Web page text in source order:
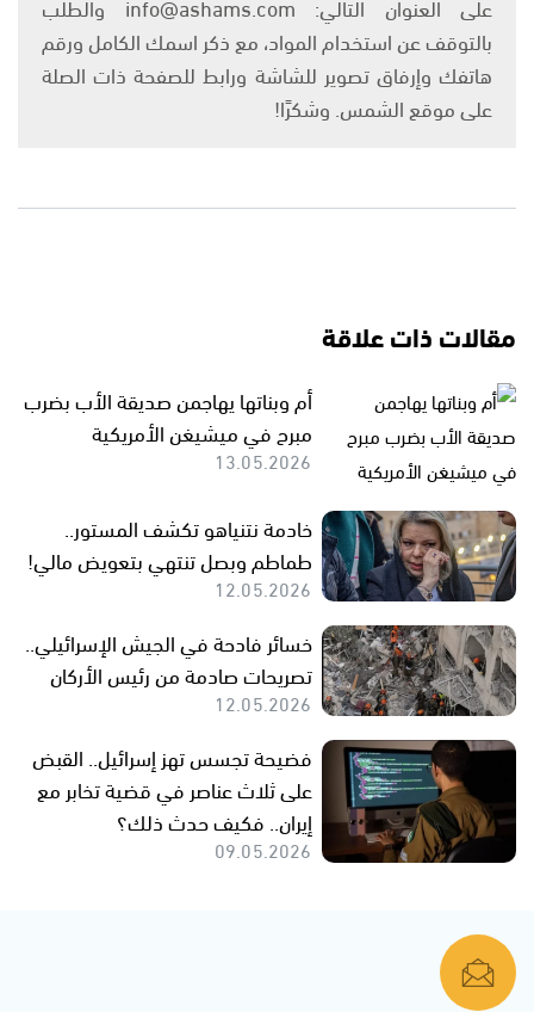
بالتوقف عن استخدام المواد، مع ذكر اسمك الكامل ورقم
هاتفك وإرفاق تصوير للشاشة ورابط للصفحة ذات الصلة
على موقع الشمس. وشكرًا!
مقالات ذات علاقة
أم وبناتها يهاجمن صديقة الأب بضرب
مبرح في ميشيغن الأمريكية
13.05.2026
خادمة نتنياهو تكشف المستور..
طماطم وبصل تنتهي بتعويض مالي!
12.05.2026
خسائر فادحة في الجيش الإسرائيلي..
تصريحات صادمة من رئيس الأركان
12.05.2026
فضيحة تجسس تهز إسرائيل.. القبض
على ثلاث عناصر في قضية تخابر مع
إيران.. فكيف حدث ذلك؟
09.05.2026